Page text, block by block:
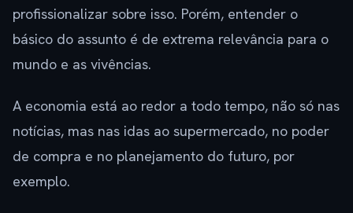
profissionalizar sobre isso. Porém, entender o
básico do assunto é de extrema relevância para o
mundo e as vivências.
A economia está ao redor a todo tempo, não só nas
notícias, mas nas idas ao supermercado, no poder
de compra e no planejamento do futuro, por
exemplo.